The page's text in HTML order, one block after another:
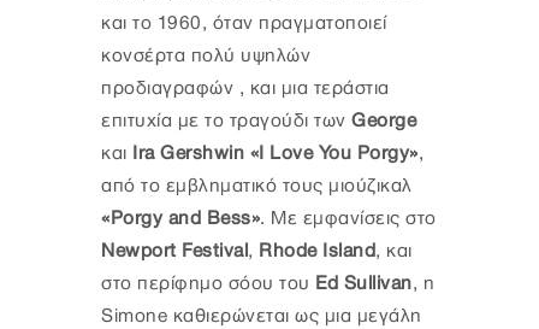
και το 1960, όταν πραγματοποιεί
κονσέρτα πολύ υψηλών
προδιαγραφών , και μια τεράστια
επιτυχία με το τραγούδι των George
και
Ira Gershwin «I Love You Porgy»,
από το εμβληματικό τους μιούζικαλ
«Porgy and Bess». Με εμφανίσεις στο
Newport Festival , Rhode Island, και
στο περίφημο σόου του Ed Sullivan, η
Simone καθιερώνεται ως μια μεγάλη